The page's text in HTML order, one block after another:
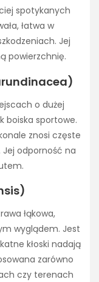
spotykanych
łatwa w
Jej
powierzchnię.
o dużej
boiska sportowe.
znosi częste
Jej odporność na
łąkowa,
wyglądem. Jest
kłoski nadają
zarówno
czy terenach